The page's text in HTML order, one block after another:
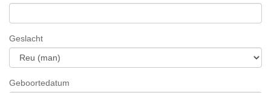
Geslacht
Geboortedatum